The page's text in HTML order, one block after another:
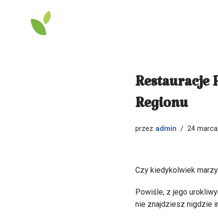
Przejdź
Restauracje
Regionu
przez admin 24
Czy kiedykolwiek
Powiśle, z jego
nie znajdziesz nigdzie